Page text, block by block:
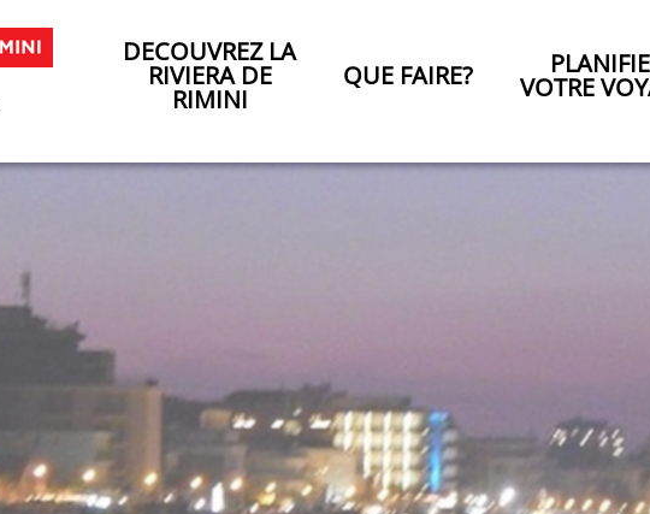
DECOUVREZ LA
RIVIERA DE
RIMINI
QUE FAIRE? VOTRE